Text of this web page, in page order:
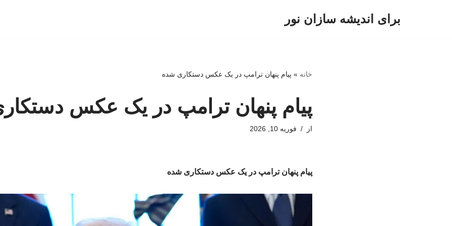
برای اندیشه سازان نور
خانه » پیام پنهان ترامپ در یک عکس دستکاری شده
پیام پنهان ترامپ در یک عکس
از فوریه 10, 2026
پیام پنهان ترامپ در یک عکس دستکاری شده